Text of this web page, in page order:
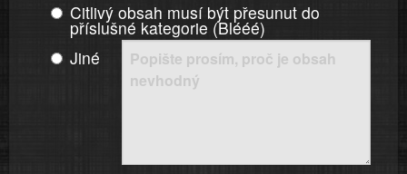
Citlivý obsah musí být přesunut do
příslušné kategorie (Blééé)
Jiné